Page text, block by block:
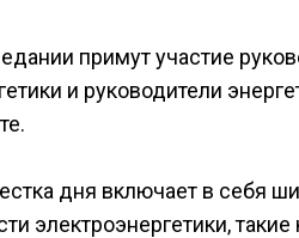
примут участие
и руководители
дня включает в себя
электроэнергетики,